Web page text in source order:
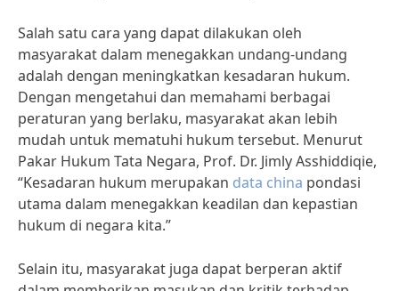
Salah satu cara yang dapat dilakukan oleh
masyarakat dalam menegakkan undang-undang
adalah dengan meningkatkan kesadaran hukum.
Dengan mengetahui dan memahami berbagai
peraturan yang berlaku, masyarakat akan lebih
mudah untuk mematuhi hukum tersebut. Menurut
Pakar Hukum Tata Negara, Prof. Dr. Jimly Asshiddiqie,
“Kesadaran hukum merupakan data china pondasi
utama dalam menegakkan keadilan dan kepastian
hukum di negara kita.”
Selain itu, masyarakat juga dapat berperan aktif